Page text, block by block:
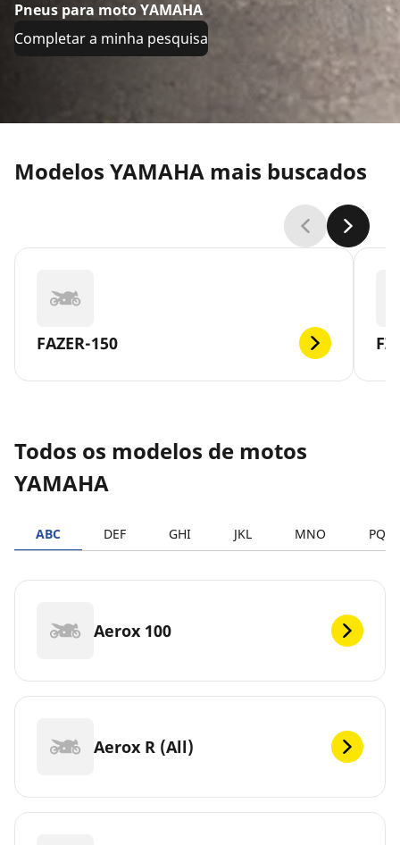
Pneus para moto YAMAHA
Completar a minha pesquisa
Modelos YAMAHA mais buscados
FAZER-150
Todos os modelos de motos
YAMAHA
ABC DEF GHI JKL MNO PQRS
Aerox 100
Aerox R (All)